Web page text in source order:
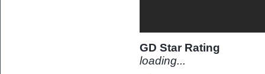
GD Star Rating
loading...